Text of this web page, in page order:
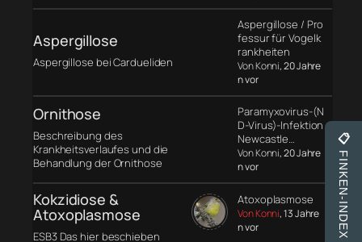
Aspergillose
Aspergillose bei Cardueliden
Aspergillose / Pro
fessur für Vogelk
rankheiten
Von Konni, 20 Jahre
n vor
Ornithose
Beschreibung des
Krankheitsverlaufes und die
Behandlung der Ornithose
Paramyxovirus-(N
D-Virus)-Infektion
Newcastle…
Von Konni, 20 Jahre
n vor
Kokzidiose &
Atoxoplasmose
ESB3 Das hier beschieben
Atoxoplasmose
Von Konni, 13 Jahre
n vor
📋
FINKEN-INDEX